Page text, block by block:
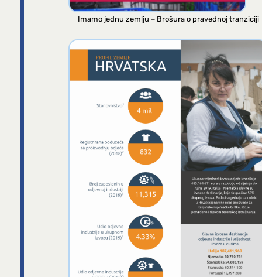
Imamo jednu zemlju – Brošura o pravednoj tranziciji